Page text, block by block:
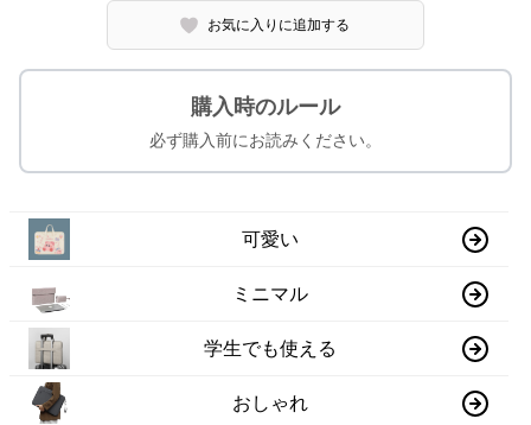
お気に入りに追加する
購入時のルール
必ず購入前にお読みください。
可愛い
ミニマル
学生でも使える
おしゃれ